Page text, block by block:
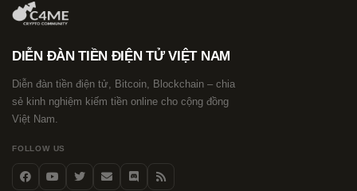
DIỄN ĐÀN TIỀN ĐIỆN TỬ VIỆT NAM
Diễn đàn tiền điện tử, Bitcoin, Blockchain – chia
sẻ kinh nghiệm kiếm tiền online cho cộng đồng
Việt Nam.
FOLLOW US